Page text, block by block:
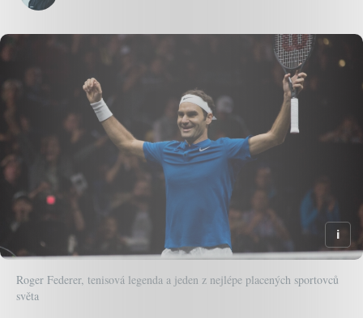
Roger Federer, tenisová legenda a jeden z nejlépe placených sportovců
světa